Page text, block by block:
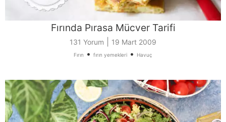
Fırında Pırasa Mücver Tarifi
131 Yorum 19 Mart 2009
Fırın • fırın yemekleri • Havuç